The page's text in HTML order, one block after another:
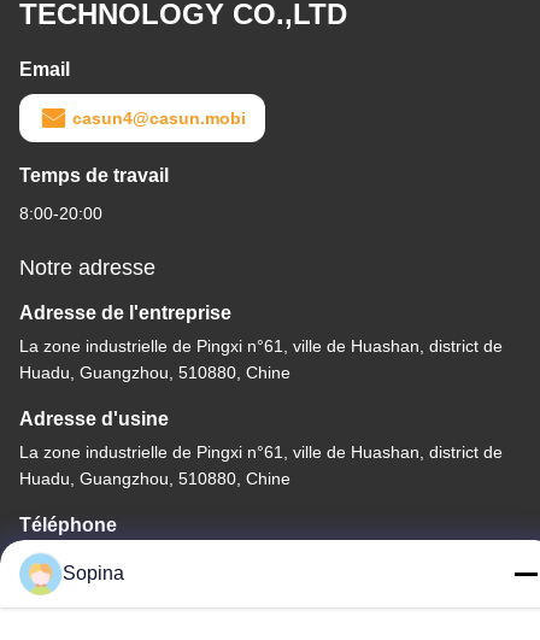
TECHNOLOGY CO.,LTD
Email
casun4@casun.mobi
Temps de travail
8:00-20:00
Notre adresse
Adresse de l'entreprise
La zone industrielle de Pingxi n°61, ville de Huashan, district de
Huadu, Guangzhou, 510880, Chine
Adresse d'usine
La zone industrielle de Pingxi n°61, ville de Huashan, district de
Huadu, Guangzhou, 510880, Chine
Téléphone
86-13539447986
Sopina